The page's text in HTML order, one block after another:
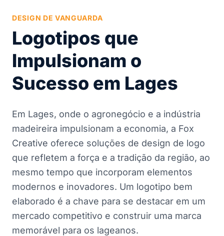
DESIGN DE VANGUARDA
Logotipos que
Impulsionam o
Sucesso em Lages
Em Lages, onde o agronegócio e a indústria
madeireira impulsionam a economia, a Fox
Creative oferece soluções de design de logo
que refletem a força e a tradição da região, ao
mesmo tempo que incorporam elementos
modernos e inovadores. Um logotipo bem
elaborado é a chave para se destacar em um
mercado competitivo e construir uma marca
memorável para os lageanos.